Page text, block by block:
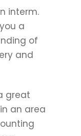
interm.
a
of
and
great
an area